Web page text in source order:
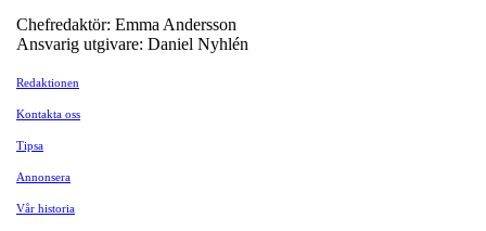
Chefredaktör: Emma Andersson
Ansvarig utgivare: Daniel Nyhlén
Redaktionen
Kontakta oss
Tipsa
Annonsera
Vår historia